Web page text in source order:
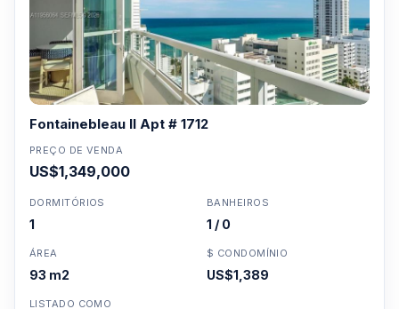
Fontainebleau II Apt # 1712
PREÇO DE VENDA
US$1,349,000
DORMITÓRIOS
1
BANHEIROS
1 / 0
ÁREA
93 m2
$ CONDOMÍNIO
US$1,389
LISTADO COMO